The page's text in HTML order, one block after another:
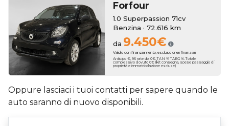
Forfour
1.0 Superpassion 71cv
Benzina · 72.616 km
da 9.450€
Valido con finanziamento, escluso oneri finanziari
Anticipo €. 96 rate da 0€. TAN % TAEG %. Totale
complessivo dovuto 0€ (kit consegna, spese passaggio di
proprietà e immatricolazione escluse)
Oppure lasciaci i tuoi contatti per sapere quando le
auto saranno di nuovo disponibili.